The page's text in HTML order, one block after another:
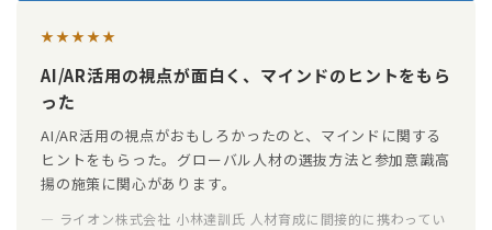
★★★★★
AI/AR活用の視点が面白く、マインドのヒントをもら
った
AI/AR活用の視点がおもしろかったのと、マインドに関する
ヒントをもらった。グローバル人材の選抜方法と参加意識高
揚の施策に関心があります。
— ライオン株式会社 小林達訓氏 人材育成に間接的に携わってい